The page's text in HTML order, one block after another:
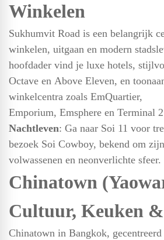
Winkelen
Sukhumvit Road is een belangrijk
winkelen, uitgaan en modern
hoofdader vind je luxe hotels,
Octave en Above Eleven, en
winkelcentra zoals EmQuartier,
Emporium, Emsphere en Terminal
Nachtleven: Ga naar Soi 11 voor
bezoek Soi Cowboy, bekend om
volwassenen en neonverlichte sfeer.
Chinatown
Cultuur, Keuken
Chinatown in Bangkok,